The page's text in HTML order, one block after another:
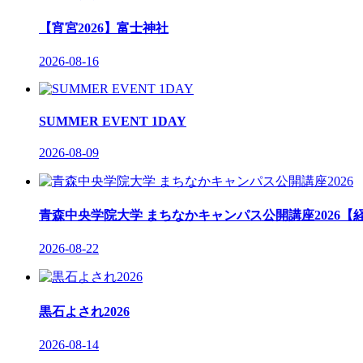
【宵宮2026】富士神社
2026-08-16
SUMMER EVENT 1DAY
2026-08-09
青森中央学院大学 まちなかキャンパス公開講座2026【
2026-08-22
黒石よされ2026
2026-08-14